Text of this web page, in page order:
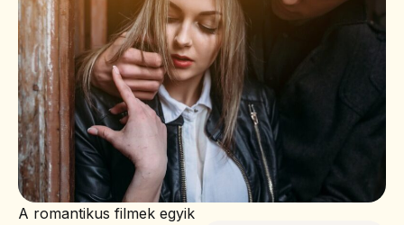
A romantikus filmek egyik